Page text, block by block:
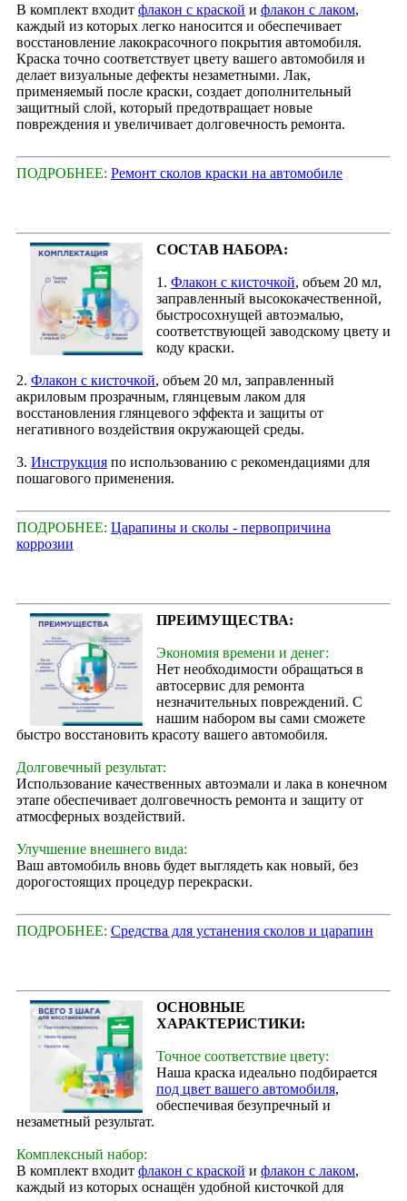
В комплект входит флакон с краской и флакон с лаком,
каждый из которых легко наносится и обеспечивает
восстановление лакокрасочного покрытия автомобиля.
Краска точно соответствует цвету вашего автомобиля и
делает визуальные дефекты незаметными. Лак,
применяемый после краски, создает дополнительный
защитный слой, который предотвращает новые
повреждения и увеличивает долговечность ремонта.
ПОДРОБНЕЕ: Ремонт сколов краски на автомобиле
СОСТАВ НАБОРА:
1. Флакон с кисточкой, объем 20 мл,
заправленный высококачественной,
быстросохнущей автоэмалью,
соответствующей заводскому цвету и
коду краски.
2. Флакон с кисточкой, объем 20 мл, заправленный
акриловым прозрачным, глянцевым лаком для
восстановления глянцевого эффекта и защиты от
негативного воздействия окружающей среды.
3. Инструкция по использованию с рекомендациями для
пошагового применения.
ПОДРОБНЕЕ: Царапины и сколы - первопричина
коррозии
ПРЕИМУЩЕСТВА:
Экономия времени и денег:
Нет необходимости обращаться в
автосервис для ремонта
незначительных повреждений. С
нашим набором вы сами сможете
быстро восстановить красоту вашего автомобиля.
Долговечный результат:
Использование качественных автоэмали и лака в конечном
этапе обеспечивает долговечность ремонта и защиту от
атмосферных воздействий.
Улучшение внешнего вида:
Ваш автомобиль вновь будет выглядеть как новый, без
дорогостоящих процедур перекраски.
ПОДРОБНЕЕ: Средства для устанения сколов и царапин
ОСНОВНЫЕ
ХАРАКТЕРИСТИКИ:
Точное соответствие цвету:
Наша краска идеально подбирается
под цвет вашего автомобиля,
обеспечивая безупречный и
незаметный результат.
Комплексный набор:
В комплект входит флакон с краской и флакон с лаком,
каждый из которых оснащён удобной кисточкой для